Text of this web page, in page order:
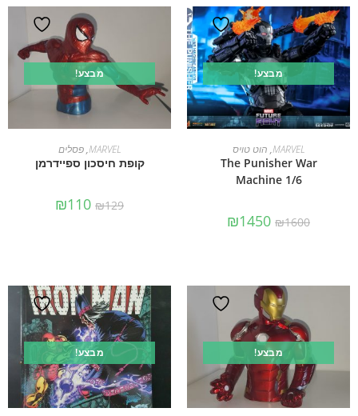
מבצע!
הוספה לסל
MARVEL
, הוט טויס
The Punisher War
Machine 1/6
₪1600
₪1450
מבצע!
הוספה לסל
MARVEL
,פסלים
קופת חיסכון ספיידרמן
₪129
₪110
מבצע! מבצע!